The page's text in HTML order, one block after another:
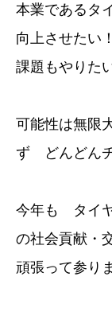
本業であるタ
向上させたい！
課題もやりた
可能性は無
ず どんどん
今年も タイ
の社会貢献・
頑張って参り